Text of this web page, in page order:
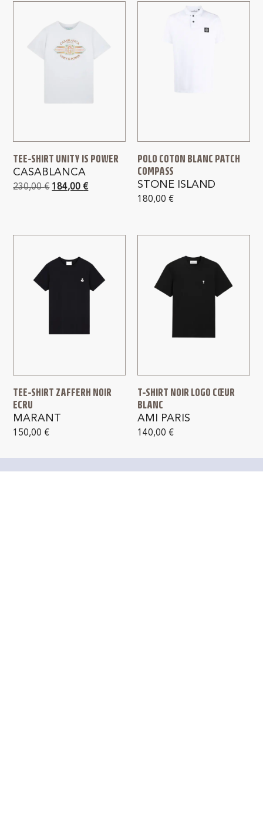
TEE-SHIRT UNITY IS POWER
CASABLANCA
230,00€ 184,00€
POLO COTON BLANC PATCH
COMPASS
STONE ISLAND
180,00 €
TEE-SHIRT ZAFFERH NOIR
ECRU
MARANT
150,00 €
T-SHIRT NOIR LOGO CŒUR
BLANC
AMI PARIS
140,00 €